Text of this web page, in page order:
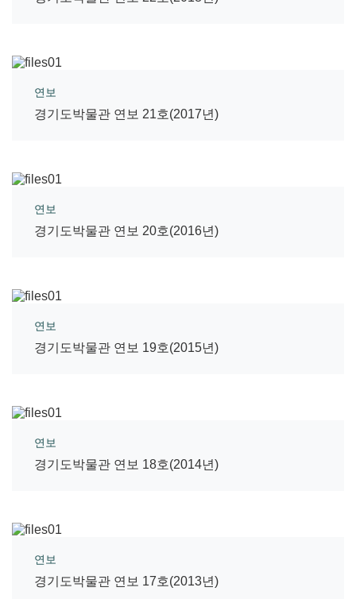
연보
경기도박물관 연보 21호(2017년)
연보
경기도박물관 연보 20호(2016년)
연보
경기도박물관 연보 19호(2015년)
연보
경기도박물관 연보 18호(2014년)
연보
경기도박물관 연보 17호(2013년)